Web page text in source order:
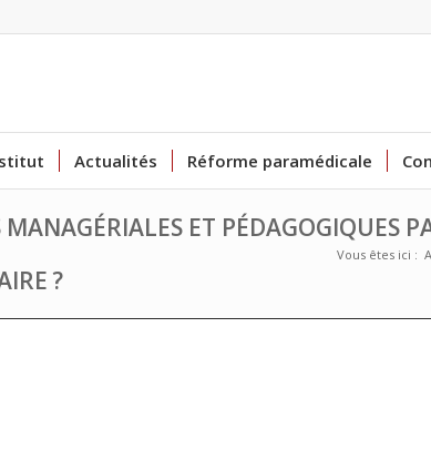
Actualités Réforme paramédicale
ET PÉDAGOGIQUES
?
Vous êtes ici :